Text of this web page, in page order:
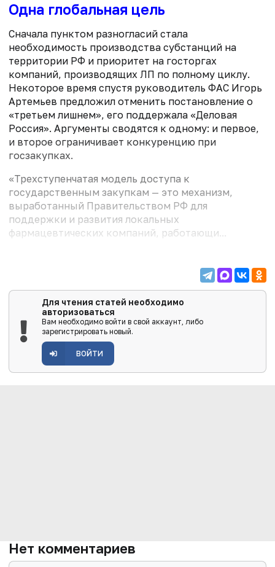
Одна глобальная цель
Сначала пунктом разногласий стала
необходимость производства субстанций на
территории РФ и приоритет на госторгах
компаний, производящих ЛП по полному циклу.
Некоторое время спустя руководитель ФАС Игорь
Артемьев предложил отменить постановление о
«третьем лишнем», его поддержала «Деловая
Россия». Аргументы сводятся к одному: и первое,
и второе ограничивает конкуренцию при
госзакупках.
«Трехступенчатая модель доступа к
государственным закупкам — это механизм,
выработанный Правительством РФ для
поддержки и развития локальных
фармацевтических компаний, работающи...
Для чтения статей необходимо
авторизоваться
Вам необходимо войти в свой аккаунт, либо
зарегистрировать новый.
ВОЙТИ
Нет комментариев